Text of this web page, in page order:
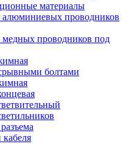
материалы
алюминиевых проводников
медных проводников под
болтами
кабеля